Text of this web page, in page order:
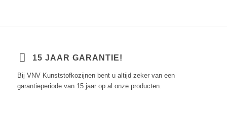
15 JAAR GARANTIE!
Bij VNV Kunststofkozijnen bent u altijd zeker van een
garantieperiode van 15 jaar op al onze producten.